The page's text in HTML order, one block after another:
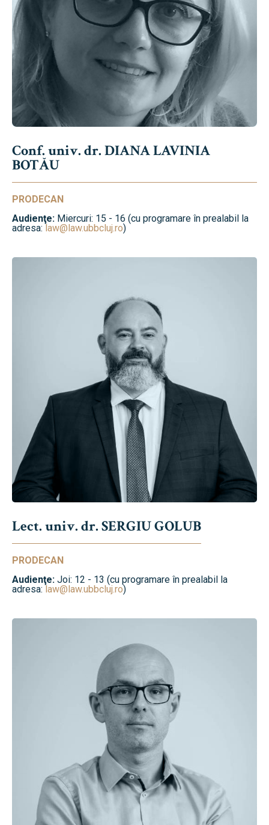
Conf. univ. dr. DIANA LAVINIA
BOTĂU
PRODECAN
Audienţe: Miercuri: 15 - 16 (cu programare în prealabil la
adresa: law@law.ubbcluj.ro)
Lect. univ. dr. SERGIU GOLUB
PRODECAN
Audienţe: Joi: 12 - 13 (cu programare în prealabil la
adresa:law@law.ubbcluj.ro)